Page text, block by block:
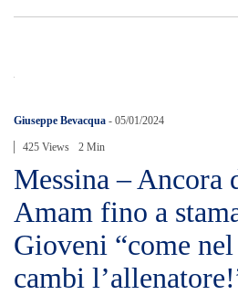
Giuseppe Bevacqua - 05/01/2024
425 Views 2 Min
Messina – Ancora
Amam fino a
Gioveni “come
cambi